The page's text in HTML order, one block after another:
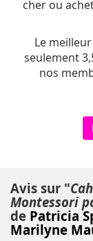
cher ou
Le
seulement
nos
Avis sur "
Montessori
de Patricia
Marilyne